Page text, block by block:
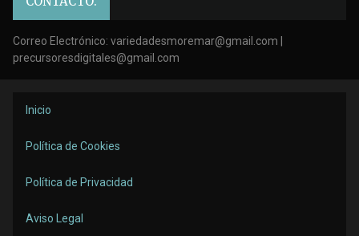
Correo Electrónico: variedadesmoremar@gmail.com |
precursoresdigitales@gmail.com
Inicio
Política de Cookies
Política de Privacidad
Aviso Legal